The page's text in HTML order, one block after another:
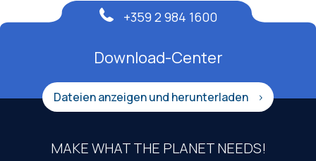
Download-Center
Dateien anzeigen und herunterladen
+359 2 984 1600
MAKE WHAT THE PLANET NEEDS!